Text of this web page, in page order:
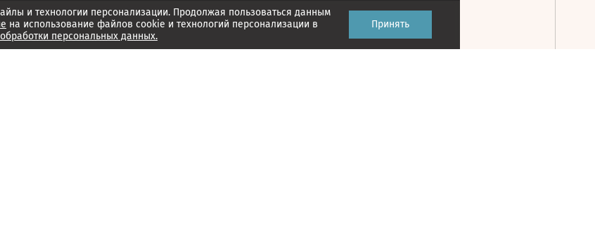
и технологии персонализации. Продолжая пользоваться данным
на использование файлов cookie и технологий персонализации в
персональных данных.
Принять